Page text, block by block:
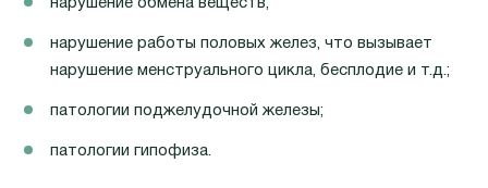
нарушение обмена веществ;
нарушение работы половых желез, что вызывает
нарушение менструального цикла, бесплодие и т.д.;
патологии поджелудочной железы;
патологии гипофиза.